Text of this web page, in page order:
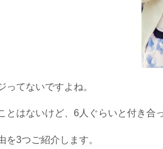
てないですよね。
はないけど、6人ぐらいと付き合
を3つご紹介します。